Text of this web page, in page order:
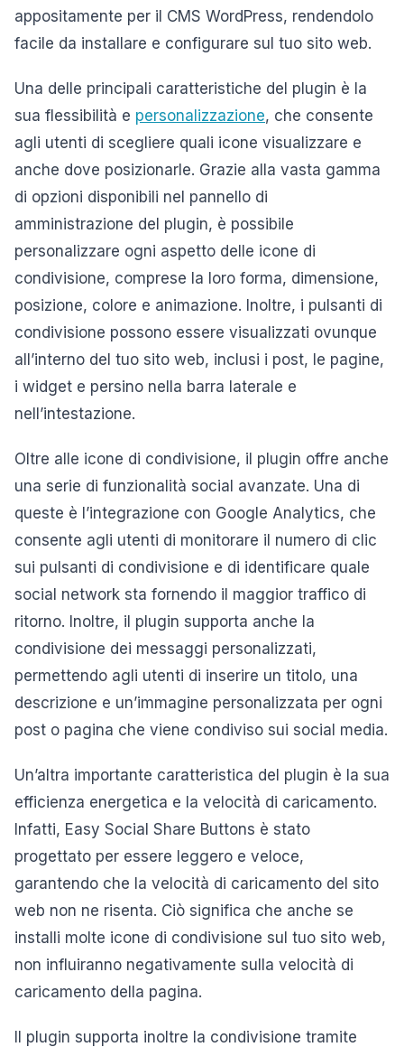
appositamente per il CMS WordPress, rendendolo
facile da installare e configurare sul tuo sito web.
Una delle principali caratteristiche del plugin è la
sua flessibilità e personalizzazione, che consente
agli utenti di scegliere quali icone visualizzare e
anche dove posizionarle. Grazie alla vasta gamma
di opzioni disponibili nel pannello di
amministrazione del plugin, è possibile
personalizzare ogni aspetto delle icone di
condivisione, comprese la loro forma, dimensione,
posizione, colore e animazione. Inoltre, i pulsanti di
condivisione possono essere visualizzati ovunque
all’interno del tuo sito web, inclusi i post, le pagine,
i widget e persino nella barra laterale e
nell’intestazione.
Oltre alle icone di condivisione, il plugin offre anche
una serie di funzionalità social avanzate. Una di
queste è l’integrazione con Google Analytics, che
consente agli utenti di monitorare il numero di clic
sui pulsanti di condivisione e di identificare quale
social network sta fornendo il maggior traffico di
ritorno. Inoltre, il plugin supporta anche la
condivisione dei messaggi personalizzati,
permettendo agli utenti di inserire un titolo, una
descrizione e un’immagine personalizzata per ogni
post o pagina che viene condiviso sui social media.
Un’altra importante caratteristica del plugin è la sua
efficienza energetica e la velocità di caricamento.
Infatti, Easy Social Share Buttons è stato
progettato per essere leggero e veloce,
garantendo che la velocità di caricamento del sito
web non ne risenta. Ciò significa che anche se
installi molte icone di condivisione sul tuo sito web,
non influiranno negativamente sulla velocità di
caricamento della pagina.
Il plugin supporta inoltre la condivisione tramite